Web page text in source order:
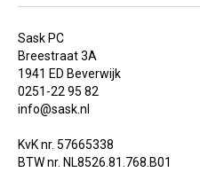
Sask PC
Breestraat 3A
1941 ED Beverwijk
0251-22 95 82
info@sask.nl
KvK nr. 57665338
BTW nr. NL8526.81.768.B01